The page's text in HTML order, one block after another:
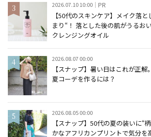
2026.07.10 10:00 PR
【50代のスキンケア】メイク落
まり“！ 落とした後の肌がうるお
クレンジングオイル
2026.08.07 00:00
【スナップ】暑い日はこれが正
夏コーデを作るには？
2026.08.05 00:00
【スナップ】50代の夏の装いに“
かなアフリカンプリントで気分を